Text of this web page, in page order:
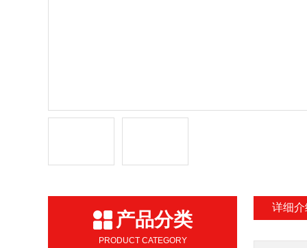
产品分类
PRODUCT CATEGORY
详细介